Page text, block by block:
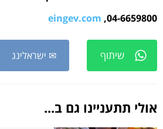
04-6659800,
eingev.com
שיתוף ✉ ישראלינג
אולי תתעניינו גם ב...